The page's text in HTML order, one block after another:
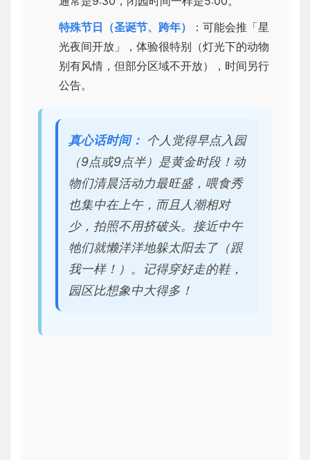
特殊节日（圣诞节、跨年）
：可能会推「星
光夜间开放」，体验很特别（灯光下的动物
别有风情，但部分区域不开放），时间另行
公告。
真心话时间： 个人觉得早点入园
（9点或9点半）是黄金时段！动
物们清晨活动力最旺盛，喂食秀
也集中在上午，而且人潮相对
少，拍照不用挤破头。接近中午
牠们就懒洋洋地躲太阳去了（跟
我一样！）。记得穿好走的鞋，
园区比想象中大得多！